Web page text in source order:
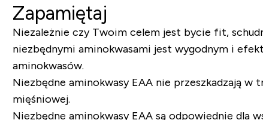
Zapamiętaj
Niezależnie czy Twoim celem jest bycie fit,
niezbędnymi aminokwasami jest wygodnym i
aminokwasów.
Niezbędne aminokwasy EAA nie przeszkadzają
mięśniowej.
Niezbędne aminokwasy EAA są odpowiednie dla